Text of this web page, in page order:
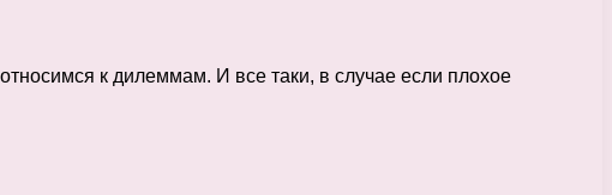
к дилеммам. И все таки, в случае если плохое